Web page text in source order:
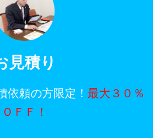
見積り
依頼の方限定！ 最大３０％
ＯＦＦ！